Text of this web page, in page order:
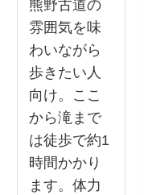
熊野古道の
雰囲気を味
わいながら
歩きたい人
向け。ここ
から滝まで
は徒歩で約1
時間かかり
ます。体力